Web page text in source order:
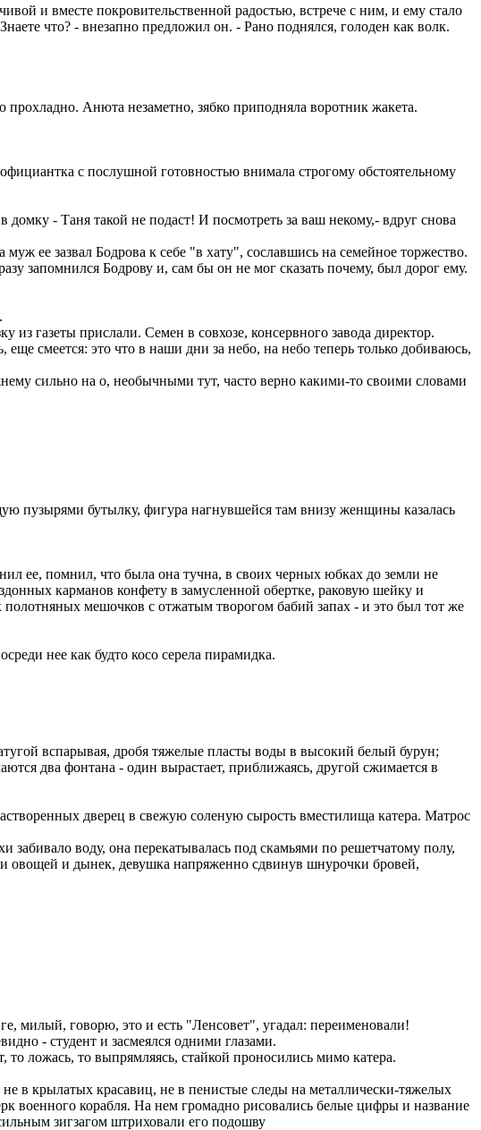
и вместе покровительственной радостью, встрече с ним, и ему стало
что? - внезапно предложил он. - Рано поднялся, голоден как волк.
Анюта незаметно, зябко приподняла воротник жакета.
с послушной готовностью внимала строгому обстоятельному
- Таня такой не подаст! И посмотреть за ваш некому,- вдруг снова
ее зазвал Бодрова к себе "в хату", сославшись на семейное торжество.
запомнился Бодрову и, сам бы он не мог сказать почему, был дорог ему.
газеты прислали. Семен в совхозе, консервного завода директор.
смеется: это что в наши дни за небо, на небо теперь только добиваюсь,
сильно на о, необычными тут, часто верно какими-то своими словами
пузырями бутылку, фигура нагнувшейся там внизу женщины казалась
ее, помнил, что была она тучна, в своих черных юбках до земли не
карманов конфету в замусленной обертке, раковую шейку и
мешочков с отжатым творогом бабий запах - и это был тот же
нее как будто косо серела пирамидка.
вспарывая, дробя тяжелые пласты воды в высокий белый бурун;
два фонтана - один вырастает, приближаясь, другой сжимается в
дверец в свежую соленую сырость вместилища катера. Матрос
воду, она перекатывалась под скамьями по решетчатому полу,
овощей и дынек, девушка напряженно сдвинув шнурочки бровей,
милый, говорю, это и есть "Ленсовет", угадал: переименовали!
- студент и засмеялся одними глазами.
ложась, то выпрямляясь, стайкой проносились мимо катера.
в крылатых красавиц, не в пенистые следы на металлически-тяжелых
военного корабля. На нем громадно рисовались белые цифры и название
зигзагом штриховали его подошву